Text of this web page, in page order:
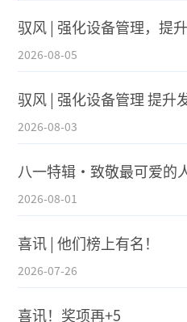
驭风 | 强化设备管理，提
2026-08-05
驭风 | 强化设备管理 提升
2026-08-03
八一特辑·致敬最可爱的
2026-08-01
喜讯 | 他们榜上有名！
2026-07-26
喜讯！奖项再+5